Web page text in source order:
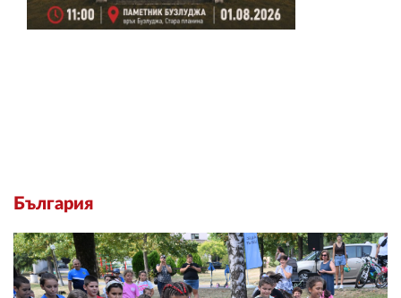
България